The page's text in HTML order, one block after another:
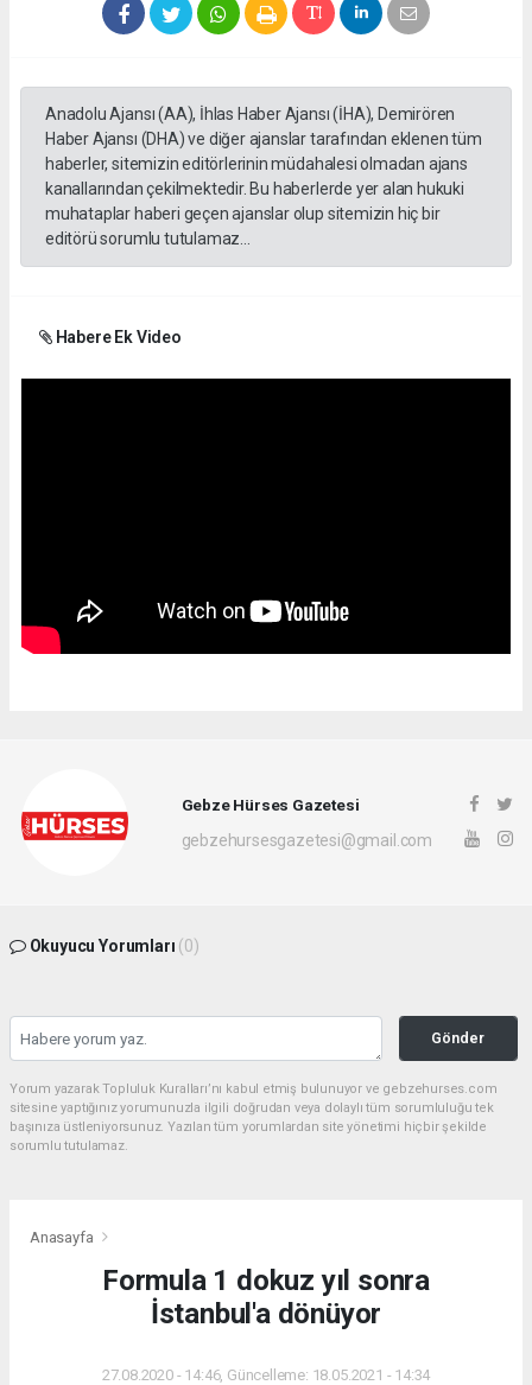
Anadolu Ajansı (AA), İhlas Haber Ajansı (İHA), Demirören
Haber Ajansı (DHA) ve diğer ajanslar tarafından eklenen tüm
haberler, sitemizin editörlerinin müdahalesi olmadan ajans
kanallarından çekilmektedir. Bu haberlerde yer alan hukuki
muhataplar haberi geçen ajanslar olup sitemizin hiç bir
editörü sorumlu tutulamaz...
Habere Ek Video
Gebze Hürses Gazetesi
gebzehursesgazetesi@gmail.com
Okuyucu Yorumları (0)
Gönder
Yorum yazarak Topluluk Kuralları’nı kabul etmiş bulunuyor ve gebzehurses.com
sitesine yaptığınız yorumunuzla ilgili doğrudan veya dolaylı tüm sorumluluğu tek
başınıza üstleniyorsunuz. Yazılan tüm yorumlardan site yönetimi hiçbir şekilde
sorumlu tutulamaz.
Anasayfa
Formula 1 dokuz yıl sonra
İstanbul'a dönüyor
27.08.2020 - 14:46, Güncelleme: 18.05.2021 - 14:34